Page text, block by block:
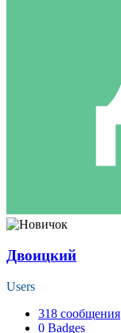
Двоицкий
Users
318 сообщения
0 Badges